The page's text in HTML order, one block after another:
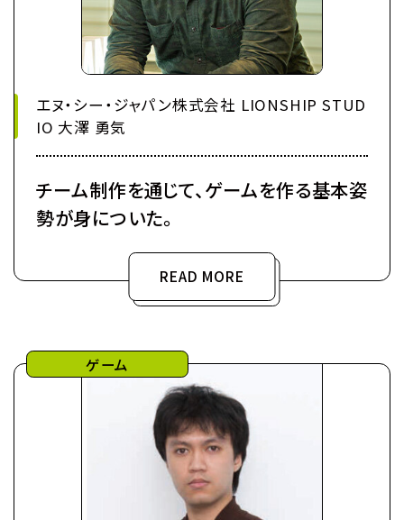
エヌ・シー・ジャパン株式会社 LIONSHIP STUD
IO 大澤 勇気
チーム制作を通じて、ゲームを作る基本姿
勢が身についた。
READ MORE
ゲーム